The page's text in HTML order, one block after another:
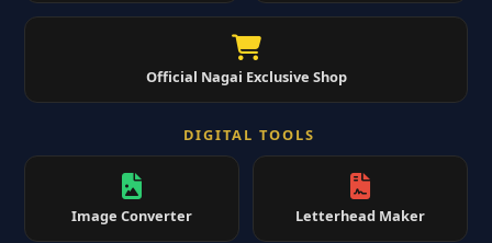
Official Nagai Exclusive Shop
DIGITAL TOOLS
Image Converter Letterhead Maker